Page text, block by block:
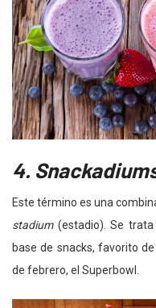
4.
Este término es una
stadium(estadio). Se trata
base de snacks, favorito
de febrero, el Superbowl.